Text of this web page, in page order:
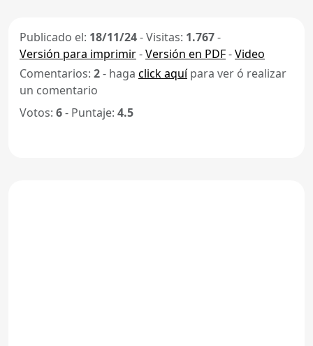
Publicado el: 18/11/24-Visitas: 1.767-
Versión para imprimir-Versión en PDF-Video
Comentarios: 2- haga click aquípara ver ó realizar
un comentario
Votos: 6- Puntaje: 4.5